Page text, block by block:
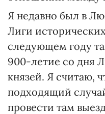
Я недавно был в
Лиги
следующем году
900-летие со дня
князей. Я считаю,
подходящий
провести там